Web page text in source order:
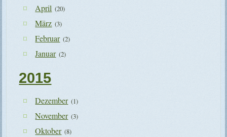
April (20)
März (3)
Februar (2)
Januar (2)
2015
Dezember (1)
November (3)
Oktober (8)